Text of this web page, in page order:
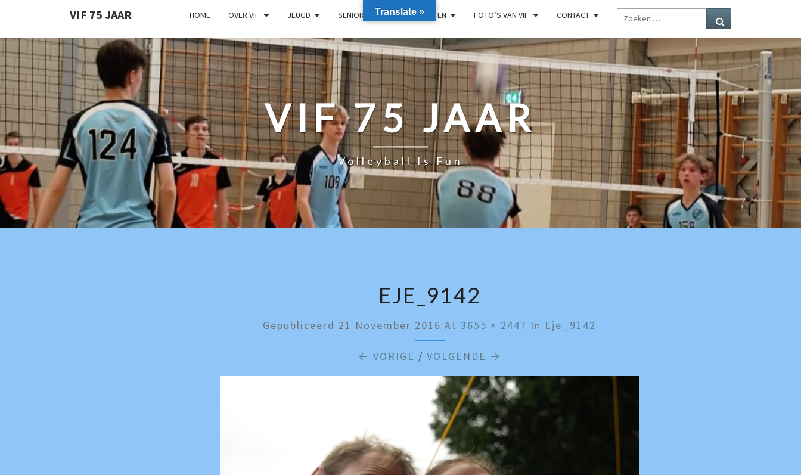
VIF 75 JAAR HOME OVER VIF JEUGD SENIOREN RECREANTEN FOTO’S VAN VIF CONTACT
ZOEKEN
NAAR:
VIF 75 JAAR
Volleyball Is Fun
EJE_9142
Gepubliceerd 21 November 2016 At3655 × 2447 In Eje_9142
← VORIGE / VOLGENDE →
Translate »